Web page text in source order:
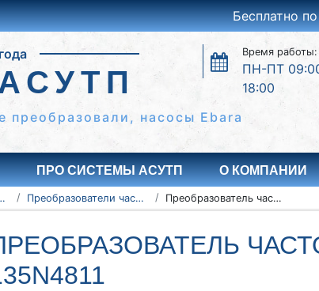
Бесплатно
Время работы:
ПН-ПТ
18:00
преобразовали, насосы Ebara
ПРО СИСТЕМЫ АСУТП О КОМПАНИИ
Vacon Преобразователи частоты Vacon серии NXC, NXP/NXS Преобразователь частоты Vacon NXC, NXP/NXS 135N4811